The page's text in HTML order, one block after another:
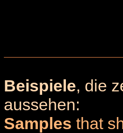
Beispiele, die
aussehen:
Samples that